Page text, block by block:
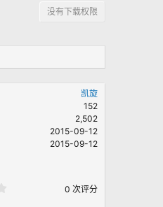
没有下载权限
凯旋
152
2,502
2015-09-12
2015-09-12
0 次评分